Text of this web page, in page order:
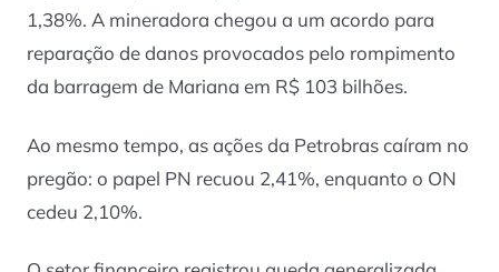
1,38%. A mineradora chegou a um acordo para
reparação de danos provocados pelo rompimento
da barragem de Mariana em R$ 103 bilhões.
Ao mesmo tempo, as ações da Petrobras caíram no
pregão: o papel PN recuou 2,41%, enquanto o ON
cedeu 2,10%.